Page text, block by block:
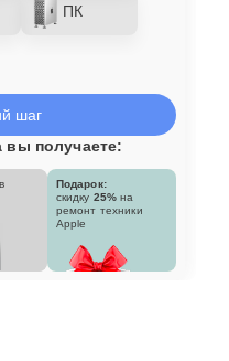
ПК
шаг
вы получаете:
Подарок:
скидку 25% на
ремонт техники
Apple